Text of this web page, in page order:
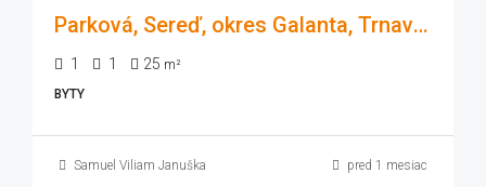
Parková, Sereď, okres Galanta, Trnavský kraj, 926 01, Slovensko
1 1 25 m²
BYTY
Samuel Viliam Januška pred 1 mesiac